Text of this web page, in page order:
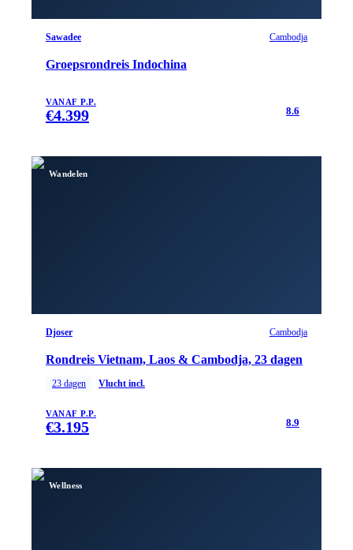
Sawadee Cambodja
Groepsrondreis Indochina
VANAF P.P.
€4.399 8.6
Wandelen
Djoser Cambodja
Rondreis Vietnam, Laos & Cambodja, 23 dagen
23 dagen Vlucht incl.
VANAF P.P.
€3.195 8.9
Wellness